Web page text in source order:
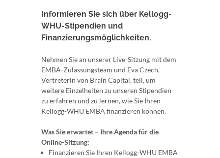
Informieren Sie sich über Kellogg-
WHU-Stipendien und
Finanzierungsmöglichkeiten.
Nehmen Sie an unserer Live-Sitzung mit dem
EMBA-Zulassungsteam und Eva Czech,
Vertreterin von Brain Capital, teil, um
weitere Einzelheiten zu unseren Stipendien
zu erfahren und zu lernen, wie Sie Ihren
Kellogg-WHU EMBA finanzieren können.
Was Sie erwartet – Ihre Agenda für die
Online-Sitzung:
Finanzieren Sie Ihren Kellogg-WHU EMBA